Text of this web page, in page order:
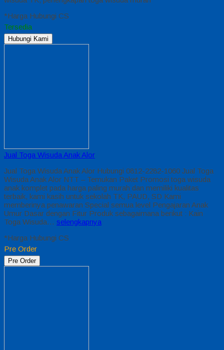
*Harga Hubungi CS
Tersedia
Hubungi Kami
Jual Toga Wisuda Anak Alor
Jual Toga Wisuda Anak Alor Hubungi 0812-2282-1060 Jual Toga
Wisuda Anak Alor NTT – Temukan Paket Promosi toga wisuda
anak komplet pada harga paling murah dan memiliki kualitas
terbaik, kami kasih untuk sekolah TK, PAUD, SD Kami
memberinya penawaran Special semua level Pengajaran Anak
Umur Dasar dengan Fitur Produk sebagaimana berikut : Kain
Toga Wisuda… selengkapnya
*Harga Hubungi CS
Pre Order
Pre Order